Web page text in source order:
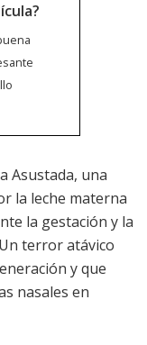
Asustada, una
la leche materna
la gestación y la
terror atávico
y que
nasales en